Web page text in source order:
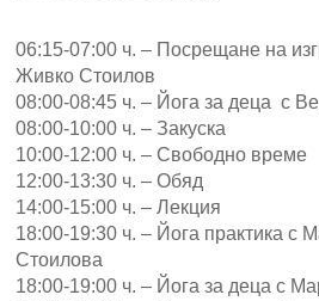
06:15-07:00 ч. – Посрещане на
Живко Стоилов
08:00-08:45 ч. – Йога за деца с
08:00-10:00 ч. – Закуска
10:00-12:00 ч. – Свободно време
12:00-13:30 ч. – Обяд
14:00-15:00 ч. – Лекция
18:00-19:30 ч. – Йога практика с
Стоилова
18:00-19:00 ч. – Йога за деца с